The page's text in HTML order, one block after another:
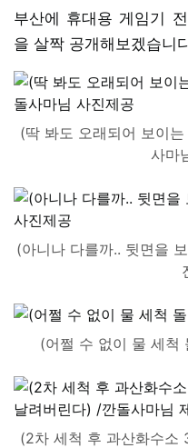
부산에 휴대용 게임기
을 살짝 공개해보겠습니
(딱 봐도 오래되어 보이
사마
(아니나 다를까.. 뒷면을
(어쩔 수 없이 물 세척
(2차 세척 후 과산화수소